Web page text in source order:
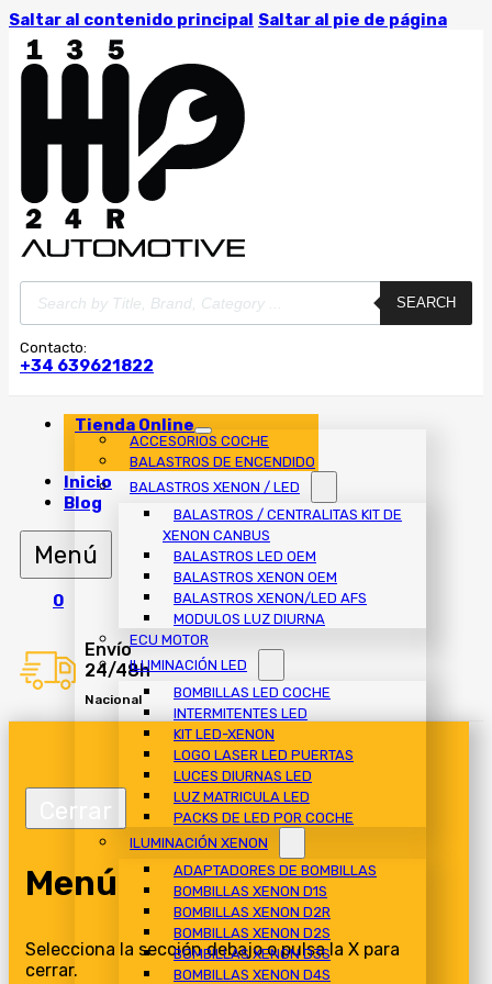
Saltar al contenido principal Saltar al pie de página
Búsqueda
de
productos
SEARCH
Contacto:
+34 639621822
Tienda Online
ACCESORIOS COCHE
BALASTROS DE ENCENDIDO
BALASTROS XENON / LED
BALASTROS / CENTRALITAS KIT DE
XENON CANBUS
BALASTROS LED OEM
BALASTROS XENON OEM
BALASTROS XENON/LED AFS
MODULOS LUZ DIURNA
ECU MOTOR
ILUMINACIÓN LED
BOMBILLAS LED COCHE
INTERMITENTES LED
KIT LED-XENON
LOGO LASER LED PUERTAS
LUCES DIURNAS LED
LUZ MATRICULA LED
PACKS DE LED POR COCHE
ILUMINACIÓN XENON
ADAPTADORES DE BOMBILLAS
BOMBILLAS XENON D1S
BOMBILLAS XENON D2R
BOMBILLAS XENON D2S
BOMBILLAS XENON D3S
BOMBILLAS XENON D4S
Inicio
Blog
0
Envío
24/48h
Nacional
Menú
Selecciona la sección debajo o pulsa la X para
cerrar.